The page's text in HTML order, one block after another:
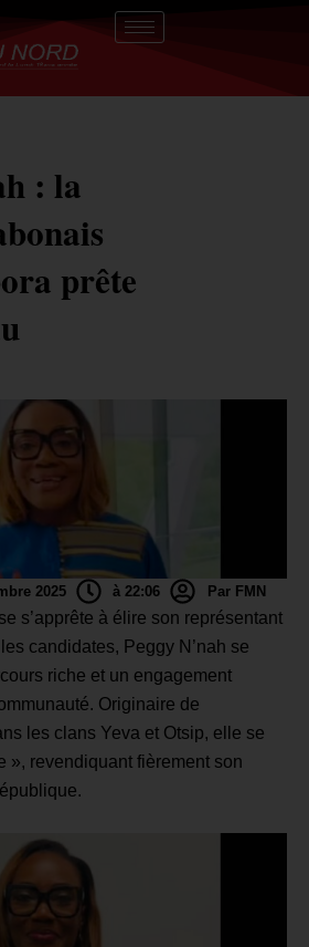
: la
prête
2025 à 22:06 Par FMN
s’apprête à élire son représentant
candidates, Peggy N’nah se
riche et un engagement
Originaire de
les clans Yeva et Otsip, elle se
», revendiquant fièrement son